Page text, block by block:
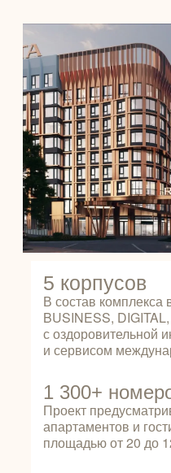
5 корпусов
В состав комплекса
BUSINESS,
с оздоровительной
и сервисом
1 300+
Проект
апартаментов и
площадью от 20 до